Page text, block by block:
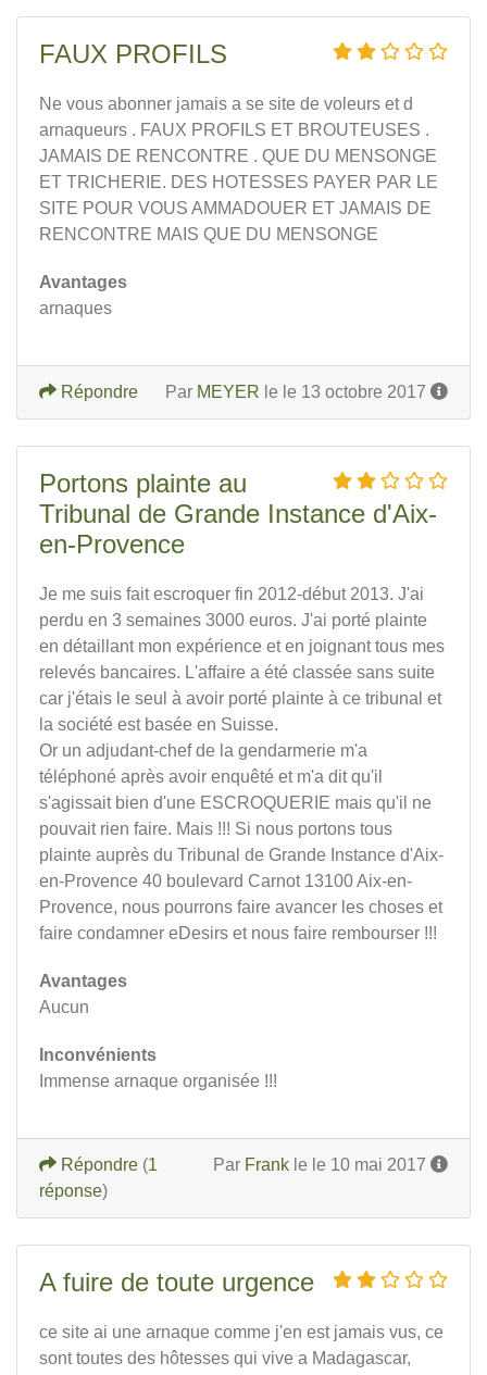
FAUX PROFILS
Ne vous abonner jamais a se site de voleurs et d
arnaqueurs . FAUX PROFILS ET BROUTEUSES .
JAMAIS DE RENCONTRE . QUE DU MENSONGE
ET TRICHERIE. DES HOTESSES PAYER PAR LE
SITE POUR VOUS AMMADOUER ET JAMAIS DE
RENCONTRE MAIS QUE DU MENSONGE
Avantages
arnaques
Par MEYER le le 13 octobre 2017
Répondre
Portons plainte au
Tribunal de Grande Instance d'Aix-
en-Provence
Je me suis fait escroquer fin 2012-début 2013. J'ai
perdu en 3 semaines 3000 euros. J'ai porté plainte
en détaillant mon expérience et en joignant tous mes
relevés bancaires. L'affaire a été classée sans suite
car j'étais le seul à avoir porté plainte à ce tribunal et
la société est basée en Suisse.
Or un adjudant-chef de la gendarmerie m'a
téléphoné après avoir enquêté et m'a dit qu'il
s'agissait bien d'une ESCROQUERIE mais qu'il ne
pouvait rien faire. Mais !!! Si nous portons tous
plainte auprès du Tribunal de Grande Instance d'Aix-
en-Provence 40 boulevard Carnot 13100 Aix-en-
Provence, nous pourrons faire avancer les choses et
faire condamner eDesirs et nous faire rembourser !!!
Avantages
Aucun
Inconvénients
Immense arnaque organisée !!!
Par Frank le le 10 mai 2017
Répondre (1
réponse)
A fuire de toute urgence
ce site ai une arnaque comme j'en est jamais vus, ce
sont toutes des hôtesses qui vive a Madagascar,